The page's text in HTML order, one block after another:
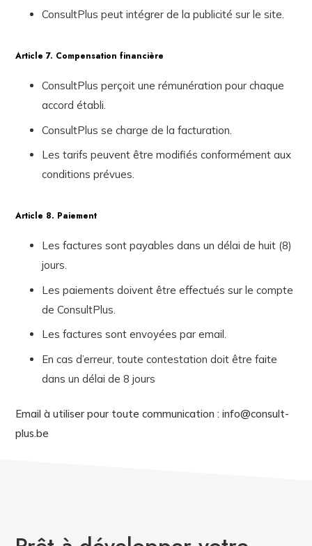
ConsultPlus peut intégrer de la publicité sur le site.
Article 7. Compensation financière
ConsultPlus perçoit une rémunération pour chaque
accord établi.
ConsultPlus se charge de la facturation.
Les tarifs peuvent être modifiés conformément aux
conditions prévues.
Article 8. Paiement
Les factures sont payables dans un délai de huit (8)
jours.
Les paiements doivent être effectués sur le compte
de ConsultPlus.
Les factures sont envoyées par email.
En cas d’erreur, toute contestation doit être faite
dans un délai de 8 jours
Email à utiliser pour toute communication : info@consult-
plus.be